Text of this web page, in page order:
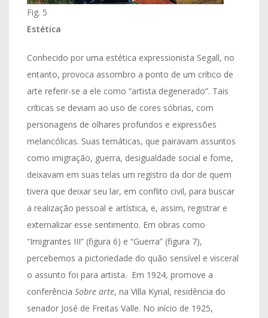
Fig. 5
Estética
Conhecido por uma estética expressionista Segall, no
entanto, provoca assombro a ponto de um crítico de
arte referir-se a ele como “artista degenerado”. Tais
críticas se deviam ao uso de cores sóbrias, com
personagens de olhares profundos e expressões
melancólicas. Suas temáticas, que pairavam assuntos
como imigração, guerra, desigualdade social e fome,
deixavam em suas telas um registro da dor de quem
tivera que deixar seu lar, em conflito civil, para buscar
a realização pessoal e artística, e, assim, registrar e
externalizar esse sentimento. Em obras como
“Imigrantes III” (figura 6) e “Guerra” (figura 7),
percebemos a pictoriedade do quão sensível e visceral
o assunto foi para artista. Em 1924, promove a
conferência Sobre arte, na Villa Kyrial, residência do
senador José de Freitas Valle. No início de 1925,